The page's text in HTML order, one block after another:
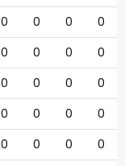
0 0 0
0
0 0 0
0
0 0 0
0
0 0 0
0
0 0 0
0